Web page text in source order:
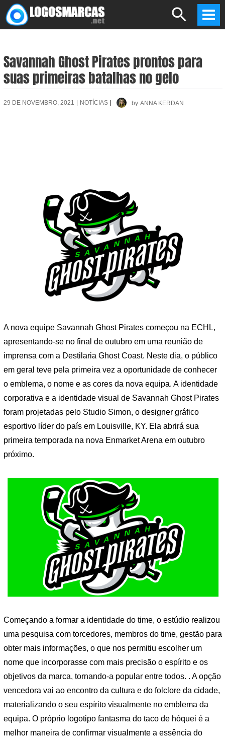
Skip
to
Search
Savannah Ghost Pirates prontos para
suas primeiras batalhas no gelo
29 DE NOVEMBRO, 2021 NOTÍCIAS by ANNA KERDAN
A nova equipe Savannah Ghost Pirates começou na ECHL,
apresentando-se no final de outubro em uma reunião de
imprensa com a Destilaria Ghost Coast. Neste dia, o público
em geral teve pela primeira vez a oportunidade de conhecer
o emblema, o nome e as cores da nova equipa. A identidade
corporativa e a identidade visual de Savannah Ghost Pirates
foram projetadas pelo Studio Simon, o designer gráfico
esportivo líder do país em Louisville, KY. Ela abrirá sua
primeira temporada na nova Enmarket Arena em outubro
próximo.
Começando a formar a identidade do time, o estúdio realizou
uma pesquisa com torcedores, membros do time, gestão para
obter mais informações, o que nos permitiu escolher um
nome que incorporasse com mais precisão o espírito e os
objetivos da marca, tornando-a popular entre todos. . A opção
vencedora vai ao encontro da cultura e do folclore da cidade,
materializando o seu espírito visualmente no emblema da
equipa. O próprio logotipo fantasma do taco de hóquei é a
melhor maneira de confirmar visualmente a essência do